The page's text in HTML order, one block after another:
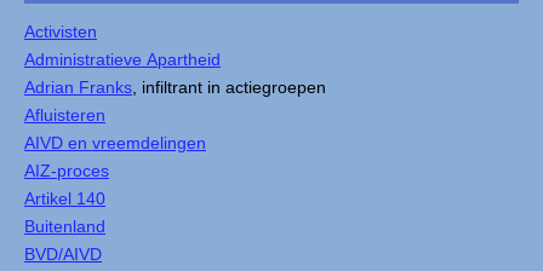
Activisten
Administratieve Apartheid
Adrian Franks , infiltrant in actiegroepen
Afluisteren
AIVD en vreemdelingen
AIZ-proces
Artikel 140
Buitenland
BVD/AIVD